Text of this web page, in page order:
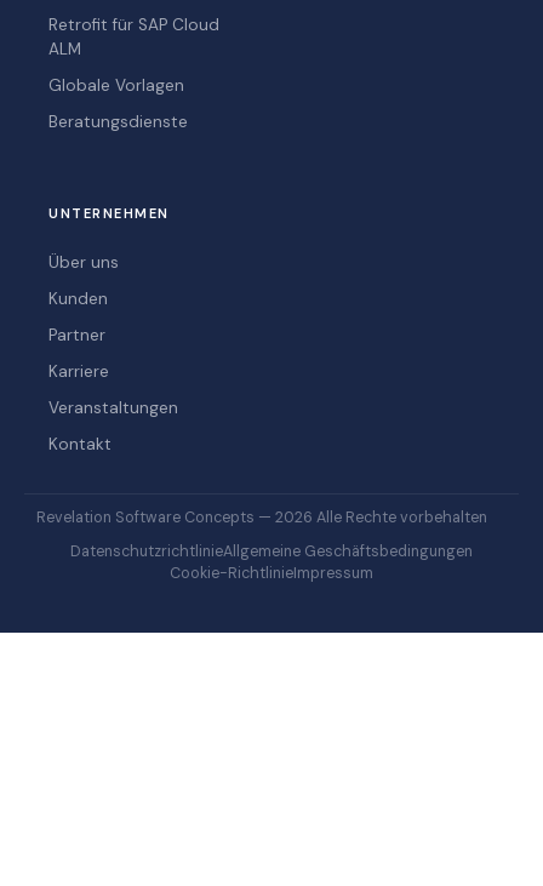
Retrofit für SAP Cloud
ALM
Globale Vorlagen
Beratungsdienste
UNTERNEHMEN
Über uns
Kunden
Partner
Karriere
Veranstaltungen
Kontakt
Revelation Software Concepts — 2026 Alle Rechte vorbehalten
DatenschutzrichtlinieAllgemeine Geschäftsbedingungen
Cookie-RichtlinieImpressum